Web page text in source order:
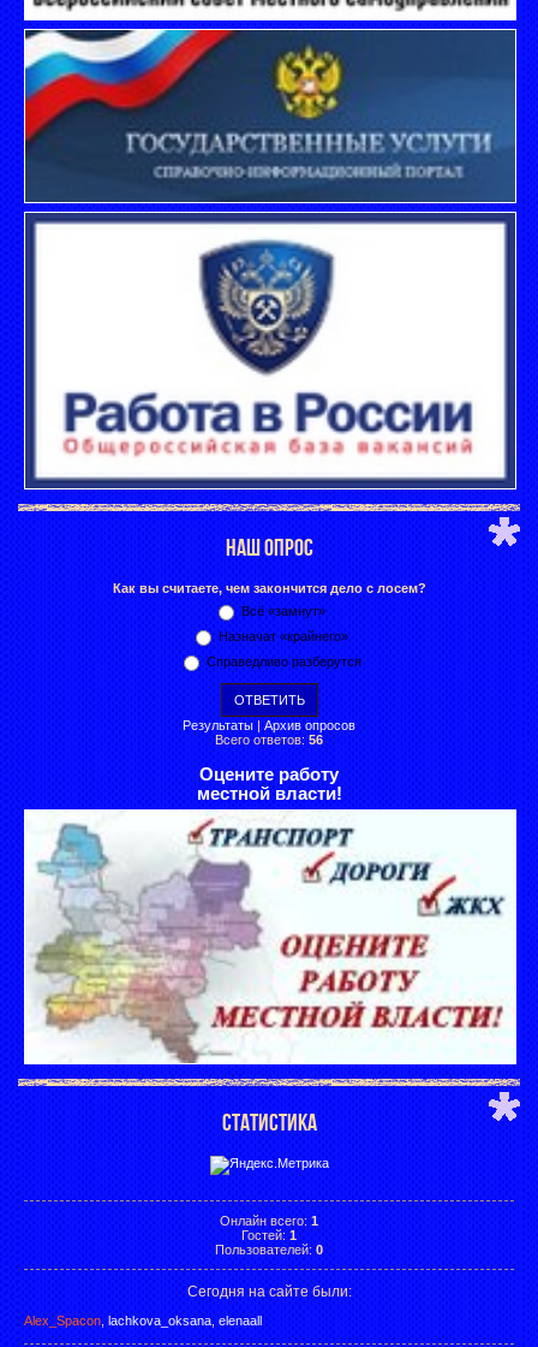
НАШ ОПРОС
Как вы считаете, чем закончится дело с лосем?
Всё «замнут»
Назначат «крайнего»
Справедливо разберутся
Результаты | Архив опросов
Всего ответов: 56
Оцените работу
местной власти!
СТАТИСТИКА
Онлайн всего: 1
Гостей: 1
Пользователей: 0
Сегодня на сайте были:
Alex_Spacon lachkova_oksana elenaall